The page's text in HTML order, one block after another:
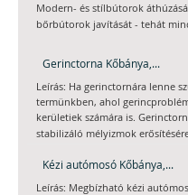
Modern- és stílbútorok
bőrbútorok javítását - tehát
Gerinctorna Kőbánya,...
Leírás: Ha gerinctornára lenne
termünkben, ahol
kerületiek számára is.
stabilizáló mélyizmok
Kézi autómosó Kőbánya,...
Leírás: Megbízható kézi